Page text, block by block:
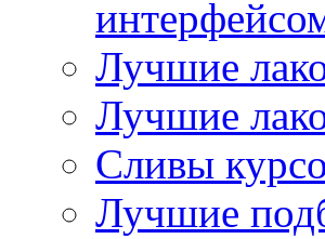
Лучшие
Лучшие
Сливы
Лучшие